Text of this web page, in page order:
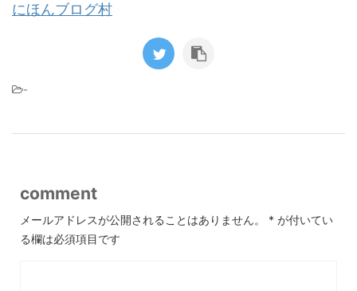
にほんブログ村
-
comment
メールアドレスが公開されることはありません。 * が付いてい
る欄は必須項目です